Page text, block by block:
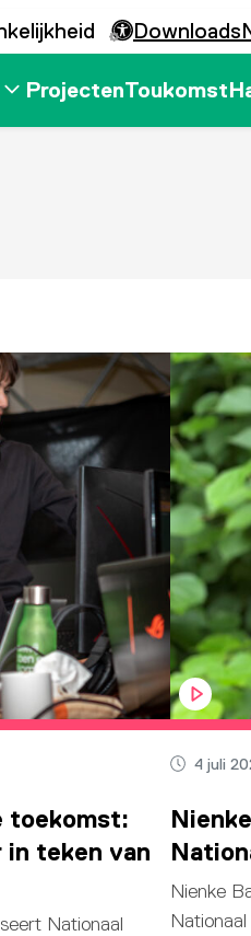
Downloads
ProjectenToukomst
toekomst:
teken van
Nationaal
4 juli
Nienke